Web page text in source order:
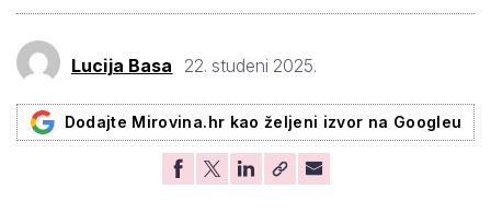
Lucija Basa 22. studeni 2025.
Dodajte Mirovina.hr kao željeni izvor na Googleu